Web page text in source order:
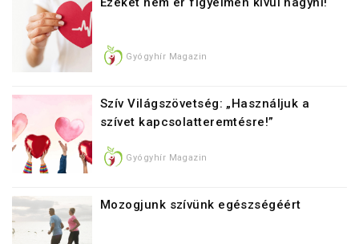
Gyógyhír Magazin
Szív Világszövetség: „Használjuk a
szívet kapcsolatteremtésre!”
Gyógyhír Magazin
Mozogjunk szívünk egészségéért